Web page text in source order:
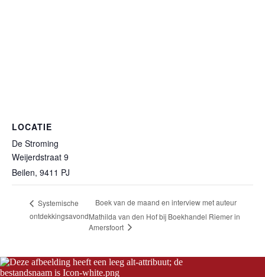
LOCATIE
De Stroming
Weijerdstraat 9
Beilen, 9411 PJ
Systemische
ontdekkingsavond
Boek van de maand en interview met auteur
Mathilda van den Hof bij Boekhandel Riemer in
Amersfoort